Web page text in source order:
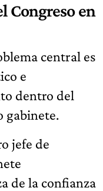
Congreso en
central es
e
dentro del
gabinete.
jefe de
de la confianza